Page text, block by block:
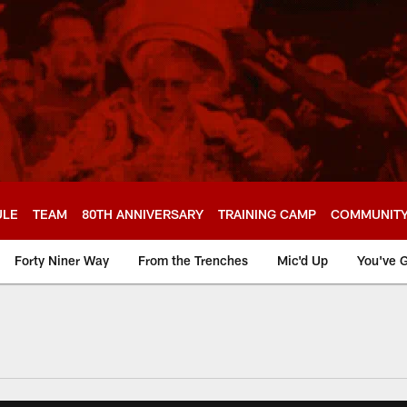
TEAM 80TH ANNIVERSARY TRAINING CAMP
Forty Niner Way From the Trenches Mic'd Up You've